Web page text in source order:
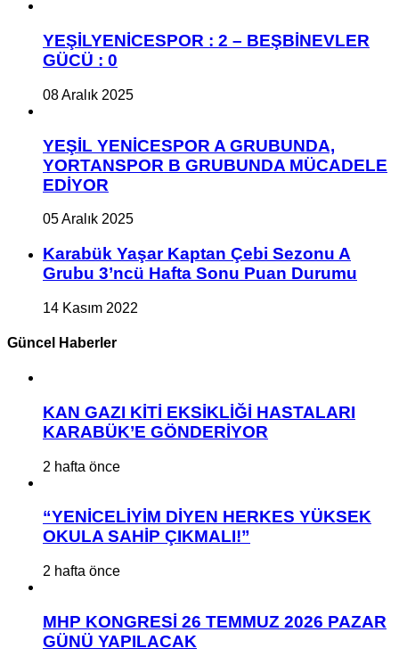
YEŞİLYENİCESPOR : 2 – BEŞBİNEVLER
GÜCÜ : 0
08 Aralık 2025
YEŞİL YENİCESPOR A GRUBUNDA,
YORTANSPOR B GRUBUNDA MÜCADELE
EDİYOR
05 Aralık 2025
Karabük Yaşar Kaptan Çebi Sezonu A
Grubu 3’ncü Hafta Sonu Puan Durumu
14 Kasım 2022
Güncel Haberler
KAN GAZI KİTİ EKSİKLİĞİ HASTALARI
KARABÜK’E GÖNDERİYOR
2 hafta önce
“YENİCELİYİM DİYEN HERKES YÜKSEK
OKULA SAHİP ÇIKMALI!”
2 hafta önce
MHP KONGRESİ 26 TEMMUZ 2026 PAZAR
GÜNÜ YAPILACAK